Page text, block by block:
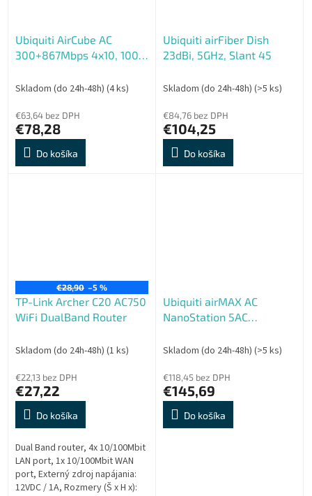
Ubiquiti AirCube AC
300+867Mbps 4x10, 100,
Skladom (do 24h-48h) (4 ks)
€63,64 bez DPH
€78,28
Do košíka
Ubiquiti airFiber Dish
23dBi, 5GHz, Slant 45
Skladom (do 24h-48h) (>5 ks)
€84,76 bez DPH
€104,25
Do košíka
€28,90 –5 %
TP-Link Archer C20 AC750
WiFi DualBand Router
Skladom (do 24h-48h) (1 ks)
€22,13 bez DPH
€27,22
Do košíka
Dual Band router, 4x 10/100Mbit
LAN port, 1x 10/100Mbit WAN
port, Externý zdroj napájania:
12VDC / 1A, Rozmery (Š x H x):
Ubiquiti airMAX AC
NanoStation 5AC
Skladom (do 24h-48h) (>5 ks)
€118,45 bez DPH
€145,69
Do košíka